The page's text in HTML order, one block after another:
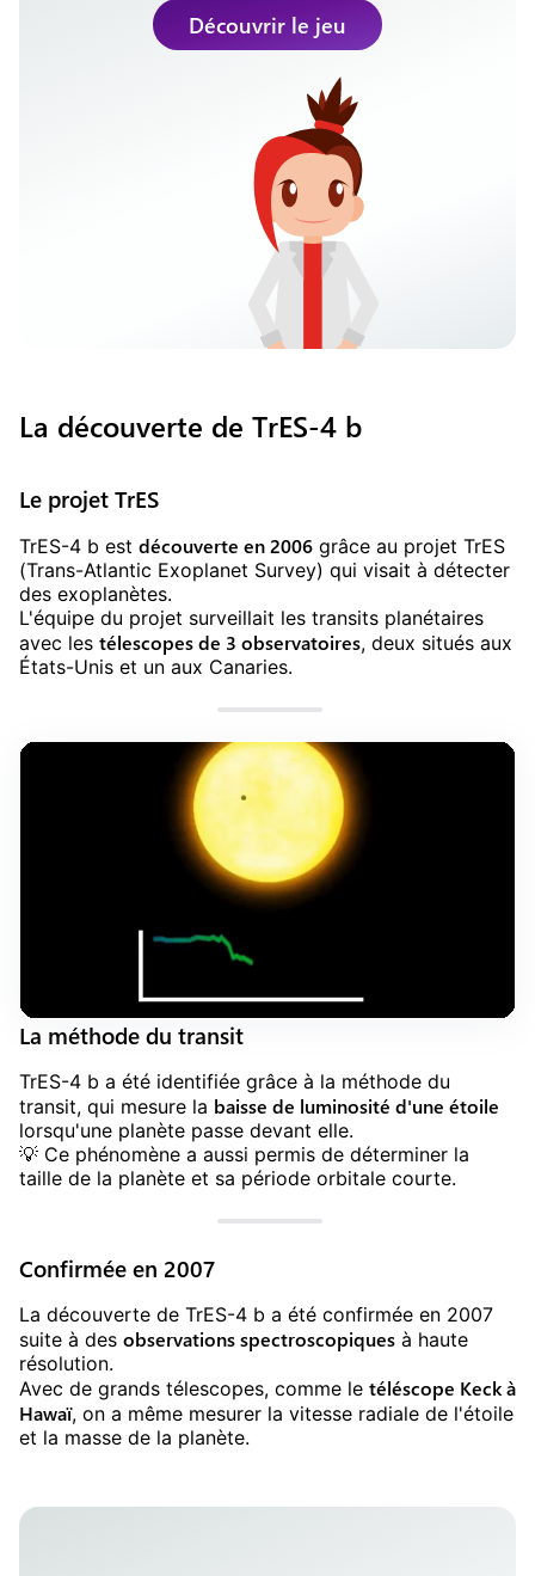
Découvrir le jeu
La découverte de TrES-4 b
Le projet TrES
TrES-4 b est découverte en 2006 grâce au projet TrES
(Trans-Atlantic Exoplanet Survey) qui visait à détecter
des exoplanètes.
L'équipe du projet surveillait les transits planétaires
avec les télescopes de 3 observatoires, deux situés aux
États-Unis et un aux Canaries.
La méthode du transit
TrES-4 b a été identifiée grâce à la méthode du
transit, qui mesure la baisse de luminosité d'une étoile
lorsqu'une planète passe devant elle.
💡️ Ce phénomène a aussi permis de déterminer la
taille de la planète et sa période orbitale courte.
Confirmée en 2007
La découverte de TrES-4 b a été confirmée en 2007
suite à des observations spectroscopiques à haute
résolution.
Avec de grands télescopes, comme le téléscope Keck à
Hawaï, on a même mesurer la vitesse radiale de l'étoile
et la masse de la planète.